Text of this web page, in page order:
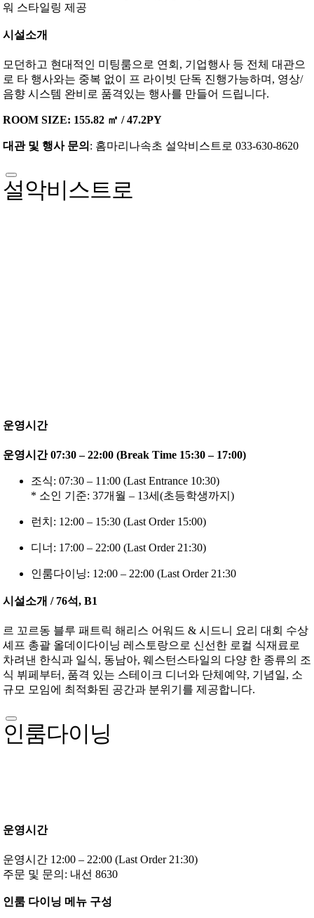
워 스타일링 제공
시설소개
모던하고 현대적인 미팅룸으로 연회, 기업행사 등 전체 대관으
로 타 행사와는 중복 없이 프 라이빗 단독 진행가능하며, 영상/
음향 시스템 완비로 품격있는 행사를 만들어 드립니다.
ROOM SIZE: 155.82 ㎡ / 47.2PY
대관 및 행사 문의 : 홈마리나속초 설악비스트로 033-630-8620
설악비스트로
운영시간
운영시간 07:30 – 22:00 (Break Time 15:30 – 17:00)
조식: 07:30 – 11:00 (Last Entrance 10:30)
* 소인 기준: 37개월 – 13세(초등학생까지)
런치: 12:00 – 15:30 (Last Order 15:00)
디너: 17:00 – 22:00 (Last Order 21:30)
인룸다이닝: 12:00 – 22:00 (Last Order 21:30
시설소개 / 76석, B1
르 꼬르동 블루 패트릭 해리스 어워드 & 시드니 요리 대회 수상
셰프 총괄 올데이다이닝 레스토랑으로 신선한 로컬 식재료로
차려낸 한식과 일식, 동남아, 웨스턴스타일의 다양 한 종류의 조
식 뷔페부터, 품격 있는 스테이크 디너와 단체예약, 기념일, 소
규모 모임에 최적화된 공간과 분위기를 제공합니다.
인룸다이닝
운영시간
운영시간 12:00 – 22:00 (Last Order 21:30)
주문 및 문의: 내선 8630
인룸 다이닝 메뉴 구성